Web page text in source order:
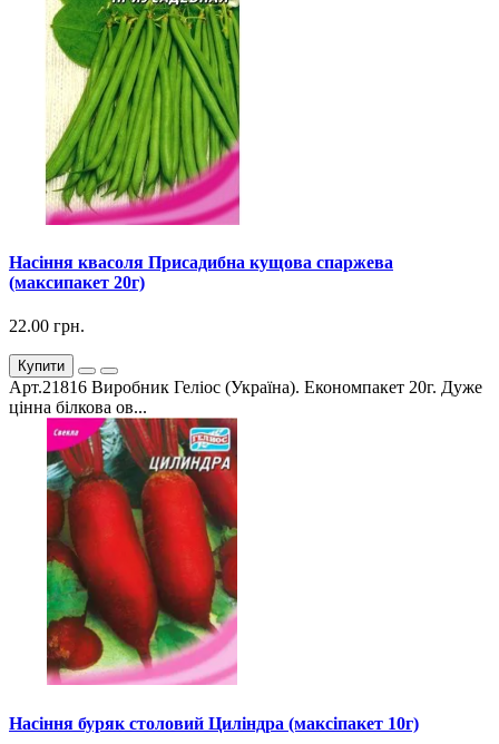
Насіння квасоля Присадибна кущова спаржева
(максипакет 20г)
22.00 грн.
Купити
Арт.21816 Виробник Геліос (Україна). Економпакет 20г. Дуже
цінна білкова ов...
Насіння буряк столовий Циліндра (максіпакет 10г)